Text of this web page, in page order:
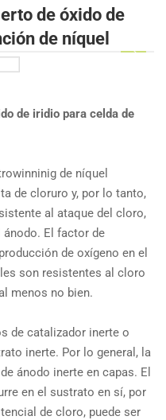
de óxido de
de níquel
de iridio para celda de
de níquel
de cloruro y, por lo tanto,
al ataque del cloro,
El factor de
de oxígeno en el
son resistentes al cloro
menos no bien.
de catalizador inerte o
inerte. Por lo general, la
ánodo inerte en capas. El
en el sustrato en sí, por
de cloro, puede ser